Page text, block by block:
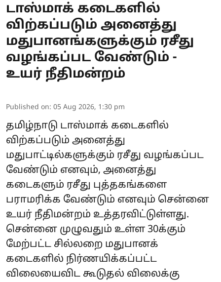
டாஸ்மாக் கடைகளில்
விற்கப்படும் அனைத்து
மதுபானங்களுக்கும் ரசீது
வழங்கப்பட வேண்டும் -
உயர் நீதிமன்றம்
Published on: 05 Aug 2026, 1:30 pm
தமிழ்நாடு டாஸ்மாக் கடைகளில்
விற்கப்படும் அனைத்து
மதுபாட்டில்களுக்கும் ரசீது வழங்கப்பட
வேண்டும் எனவும், அனைத்து
கடைகளும் ரசீது புத்தகங்களை
பராமரிக்க வேண்டும் எனவும் சென்னை
உயர் நீதிமன்றம் உத்தரவிட்டுள்ளது.
சென்னை முழுவதும் உள்ள 30க்கும்
மேற்பட்ட சில்லறை மதுபானக்
கடைகளில் நிர்ணயிக்கப்பட்ட
விலையைவிட கூடுதல் விலைக்கு